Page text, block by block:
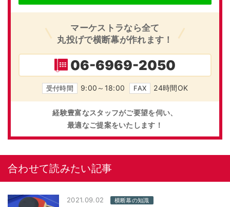
マーケストラなら全て
丸投げで横断幕が作れます！
06-6969-2050
受付時間 9:00～18:00 FAX 24時間OK
経験豊富なスタッフがご要望を伺い、
最適なご提案をいたします！
合わせて読みたい記事
2021.09.02 横断幕の知識